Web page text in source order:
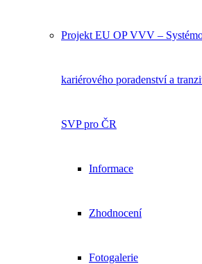
Projekt EU OP VVV –
kariérového poradenství a
SVP pro ČR
Informace
Zhodnocení
Fotogalerie